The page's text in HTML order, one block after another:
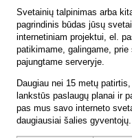
Svetainių talpinimas arba
pagrindinis būdas jūsų
internetiniam projektui, el.
patikimame, galingame,
pajungtame serveryje.
Daugiau nei 15 metų
lankstūs paslaugų planai ir
pas mus savo interneto
daugiausiai šalies gyventojų.